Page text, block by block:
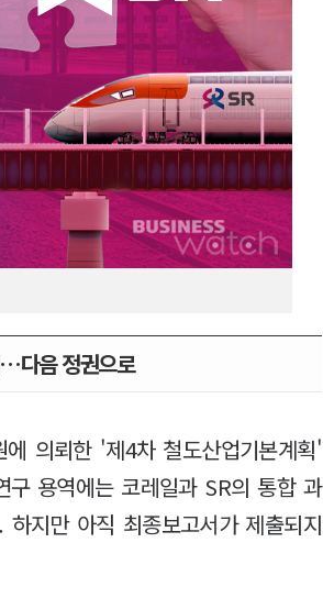
…다음 정권으로
의뢰한 '제4차 철도산업기본계획'
용역에는 코레일과 SR의 통합 과
지만 아직 최종보고서가 제출되지